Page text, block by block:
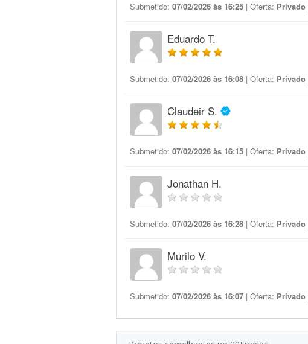
Submetido: 07/02/2026 às 16:25 | Oferta: Privado
Eduardo T.
Submetido: 07/02/2026 às 16:08 | Oferta: Privado
Claudeir S.
Submetido: 07/02/2026 às 16:15 | Oferta: Privado
Jonathan H.
Submetido: 07/02/2026 às 16:28 | Oferta: Privado
Murilo V.
Submetido: 07/02/2026 às 16:07 | Oferta: Privado